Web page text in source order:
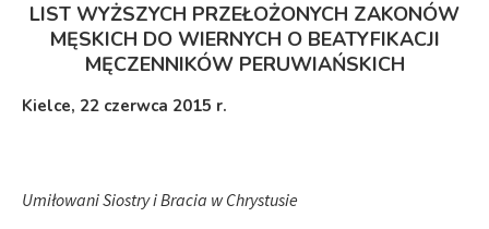
LIST WYŻSZYCH PRZEŁOŻONYCH ZAKONÓW
MĘSKICH DO WIERNYCH O BEATYFIKACJI
MĘCZENNIKÓW PERUWIAŃSKICH
Kielce, 22 czerwca 2015 r.
Umiłowani Siostry i Bracia w Chrystusie